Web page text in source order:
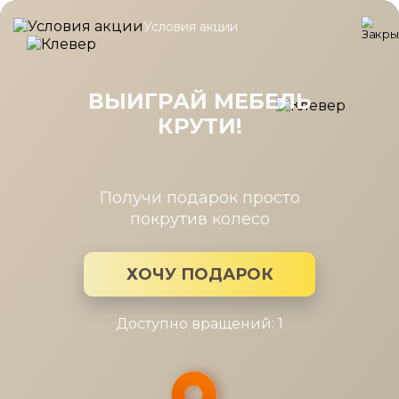
Главная / Каталог мебели / Матрасы
Условия акции
ВЫИГРАЙ МЕБЕЛЬ
КРУТИ!
Получи подарок просто
покрутив колесо
ХОЧУ ПОДАРОК
Доступно вращений: 1